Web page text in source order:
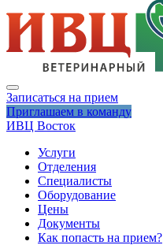
Записаться на прием
Приглашаем в команду
ИВЦ Восток
Услуги
Отделения
Специалисты
Оборудование
Цены
Документы
Как попасть на прием?